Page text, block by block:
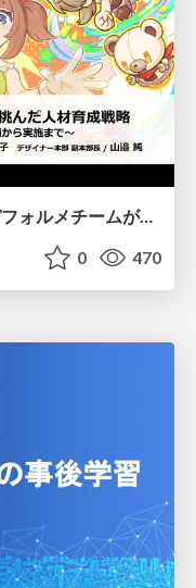
【CEDEC2026】専門性の高いデフォルメチームが挑んだ人材育成戦略 〜Cygames Academiaの企画から実施まで〜
0 470